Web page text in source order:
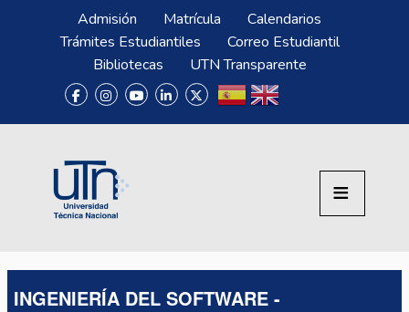
Pasar al contenido principal
Menú SuperiorAdmisión Matrícula
Calendarios
Trámites Estudiantiles
Correo Estudiantil
Bibliotecas
UTN Transparente
INGENIERÍA DEL SOFTWARE -